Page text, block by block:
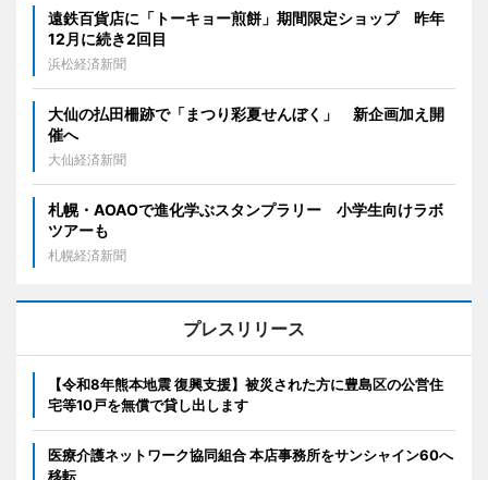
遠鉄百貨店に「トーキョー煎餅」期間限定ショップ 昨年
12月に続き2回目
浜松経済新聞
大仙の払田柵跡で「まつり彩夏せんぼく」 新企画加え開
催へ
大仙経済新聞
札幌・AOAOで進化学ぶスタンプラリー 小学生向けラボ
ツアーも
札幌経済新聞
プレスリリース
【令和8年熊本地震 復興支援】被災された方に豊島区の公営住
宅等10戸を無償で貸し出します
医療介護ネットワーク協同組合 本店事務所をサンシャイン60へ
移転